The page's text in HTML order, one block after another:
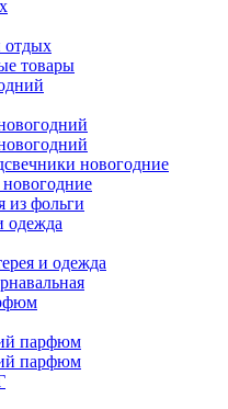
товары
новогодние
из фольги
одежда
и одежда
парфюм
парфюм